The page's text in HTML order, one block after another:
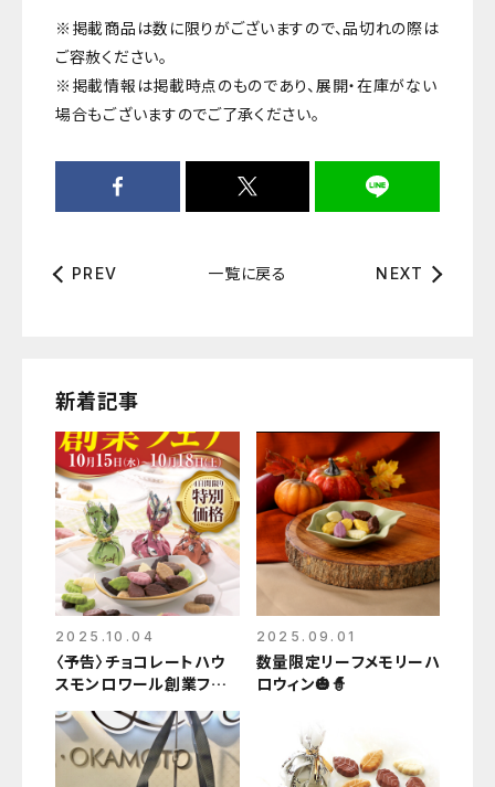
※掲載商品は数に限りがございますので、品切れの際は
ご容赦ください。
※掲載情報は掲載時点のものであり、展開・在庫がない
場合もございますのでご了承ください。
PREV 一覧に戻る NEXT
新着記事
2025.10.04
〈予告〉チョコレートハウ
スモンロワール創業フェ
2025.09.01
数量限定リーフメモリーハ
ロウィン🎃🧙